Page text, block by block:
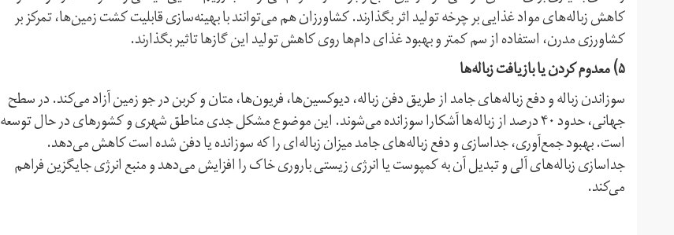
کاهش زباله‌های مواد غذایی بر چرخه تولید اثر بگذارند. کشاورزان هم می‌توانند با بهینه‌سازی قابلیت کشت زمین‌ها، تمرکز بر
کشاورزی مدرن، استفاده از سم کمتر و بهبود غذای دام‌ها روی کاهش تولید این گازها تاثیر بگذارند.
۵) معدوم کردن یا بازیافت زباله‌ها
سوزاندن زباله و دفع زباله‌های جامد از طریق دفن زباله، دیوکسین‌ها، فریون‌‌ها، متان و کربن در جو زمین آزاد می‌کند. در سطح
جهانی، حدود ۴۰ درصد از زباله‌ها آشکارا سوزانده می‌شوند. این موضوع مشکل جدی مناطق شهری و کشورهای در حال توسعه
است. بهبود جمع‌آوری، جداسازی و دفع زباله‌های جامد میزان زباله‌ای را که سوزانده یا دفن شده است کاهش می‌دهد.
جداسازی زباله‌های آلی و تبدیل آن به کمپوست یا انرژی زیستی باروری خاک را افزایش می‌دهد و منبع انرژی جایگزین فراهم
می‌کند.